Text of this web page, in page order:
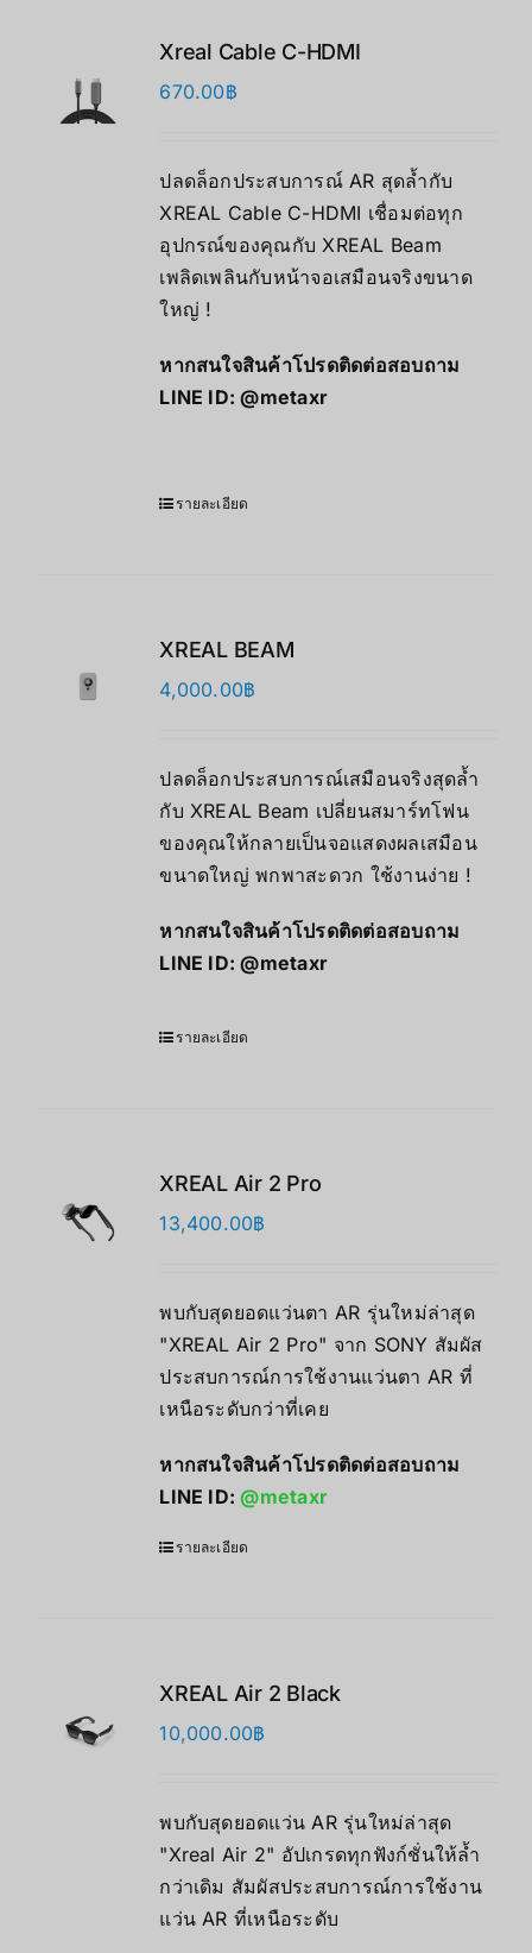
Xreal Cable C-HDMI
670.00฿
ปลดล็อกประสบการณ์ AR สุดล้ำกับ
XREAL Cable C-HDMI เชื่อมต่อทุก
อุปกรณ์ของคุณกับ XREAL Beam
เพลิดเพลินกับหน้าจอเสมือนจริงขนาด
ใหญ่ !
หากสนใจสินค้าโปรดติดต่อสอบถาม
LINE ID:@metaxr
รายละเอียด
XREAL BEAM
4,000.00฿
ปลดล็อกประสบการณ์เสมือนจริงสุดล้ำ
กับ XREAL Beam เปลี่ยนสมาร์ทโฟน
ของคุณให้กลายเป็นจอแสดงผลเสมือน
ขนาดใหญ่ พกพาสะดวก ใช้งานง่าย !
หากสนใจสินค้าโปรดติดต่อสอบถาม
LINE ID:@metaxr
รายละเอียด
XREAL Air 2 Pro
13,400.00฿
พบกับสุดยอดแว่นตา AR รุ่นใหม่ล่าสุด
"XREAL Air 2 Pro" จาก SONY สัมผัส
ประสบการณ์การใช้งานแว่นตา AR ที่
เหนือระดับกว่าที่เคย
หากสนใจสินค้าโปรดติดต่อสอบถาม
LINE ID:@metaxr
รายละเอียด
XREAL Air 2 Black
10,000.00฿
พบกับสุดยอดแว่น AR รุ่นใหม่ล่าสุด
"Xreal Air 2" อัปเกรดทุกฟังก์ชั่นให้ล้ำ
กว่าเดิม สัมผัสประสบการณ์การใช้งาน
แว่น AR ที่เหนือระดับ